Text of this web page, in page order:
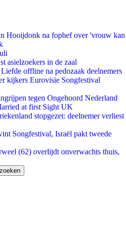
Hooijdonk na fophef over 'vrouw kan
asielzoekers in de zaal
offline na pedozaak deelnemers
kijkers Eurovisie Songfestival
tegen Ongehoord Nederland
at first Sight UK
stopgezet: deelnemer verliest
Songfestival, Israël pakt tweede
(62) overlijdt onverwachts thuis,